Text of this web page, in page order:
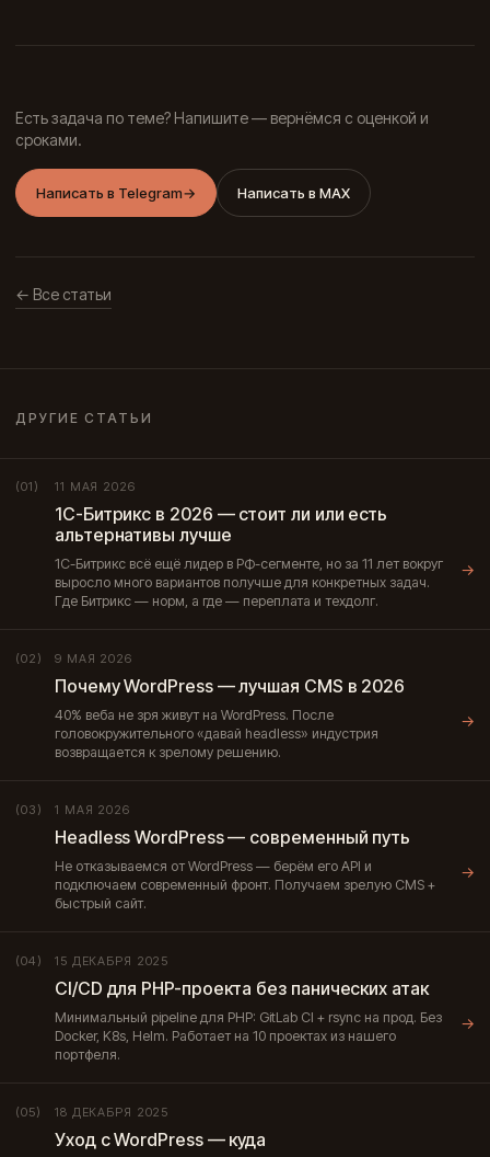
Есть задача по теме? Напишите — вернёмся с оценкой и
сроками.
Написать в Telegram→ Написать в MAX
← Все статьи
ДРУГИЕ СТАТЬИ
(01) 11 МАЯ 2026
1С-Битрикс в 2026 — стоит ли или есть
альтернативы лучше
1С-Битрикс всё ещё лидер в РФ-сегменте, но за 11 лет вокруг
выросло много вариантов получше для конкретных задач.
Где Битрикс — норм, а где — переплата и техдолг.
→
(02) 9 МАЯ 2026
Почему WordPress — лучшая CMS в 2026
40% веба не зря живут на WordPress. После
головокружительного «давай headless» индустрия
возвращается к зрелому решению.
→
(03) 1 МАЯ 2026
Headless WordPress — современный путь
Не отказываемся от WordPress — берём его API и
подключаем современный фронт. Получаем зрелую CMS +
быстрый сайт.
→
(04) 15 ДЕКАБРЯ 2025
CI/CD для PHP-проекта без панических атак
Минимальный pipeline для PHP: GitLab CI + rsync на прод. Без
Docker, K8s, Helm. Работает на 10 проектах из нашего
портфеля.
→
(05) 18 ДЕКАБРЯ 2025
Уход с WordPress — куда